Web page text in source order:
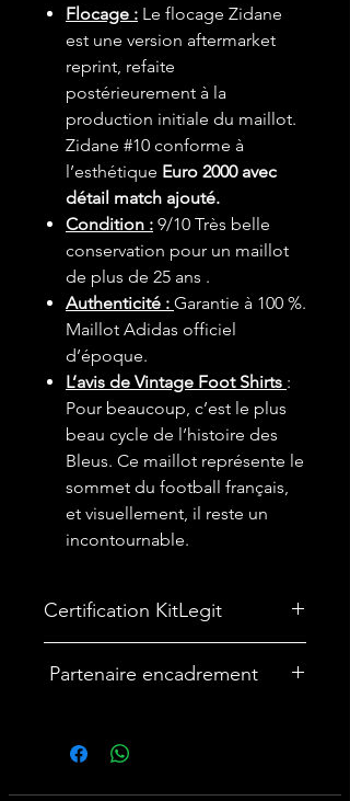
Flocage : Le flocage Zidane
est une version aftermarket
reprint, refaite
postérieurement à la
production initiale du maillot.
Zidane #10 conforme à
l’esthétique Euro 2000 avec
détail match ajouté.
Condition : 9/10 Très belle
conservation pour un maillot
de plus de 25 ans .
Authenticité : Garantie à 100 %.
Maillot Adidas officiel
d’époque.
L’avis de Vintage Foot Shirts :
Pour beaucoup, c’est le plus
beau cycle de l’histoire des
Bleus. Ce maillot représente le
sommet du football français,
et visuellement, il reste un
incontournable.
Certification KitLegit
Partenaire encadrement
🎨Vous souhaitez encadrer votre
maillot ? Nous avons un partenariat